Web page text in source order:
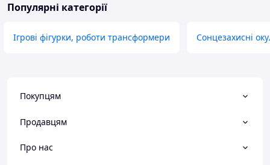
Популярні категорії
Ігрові фігурки, роботи трансформери Сонцезахисні
Покупцям
Продавцям
Про нас